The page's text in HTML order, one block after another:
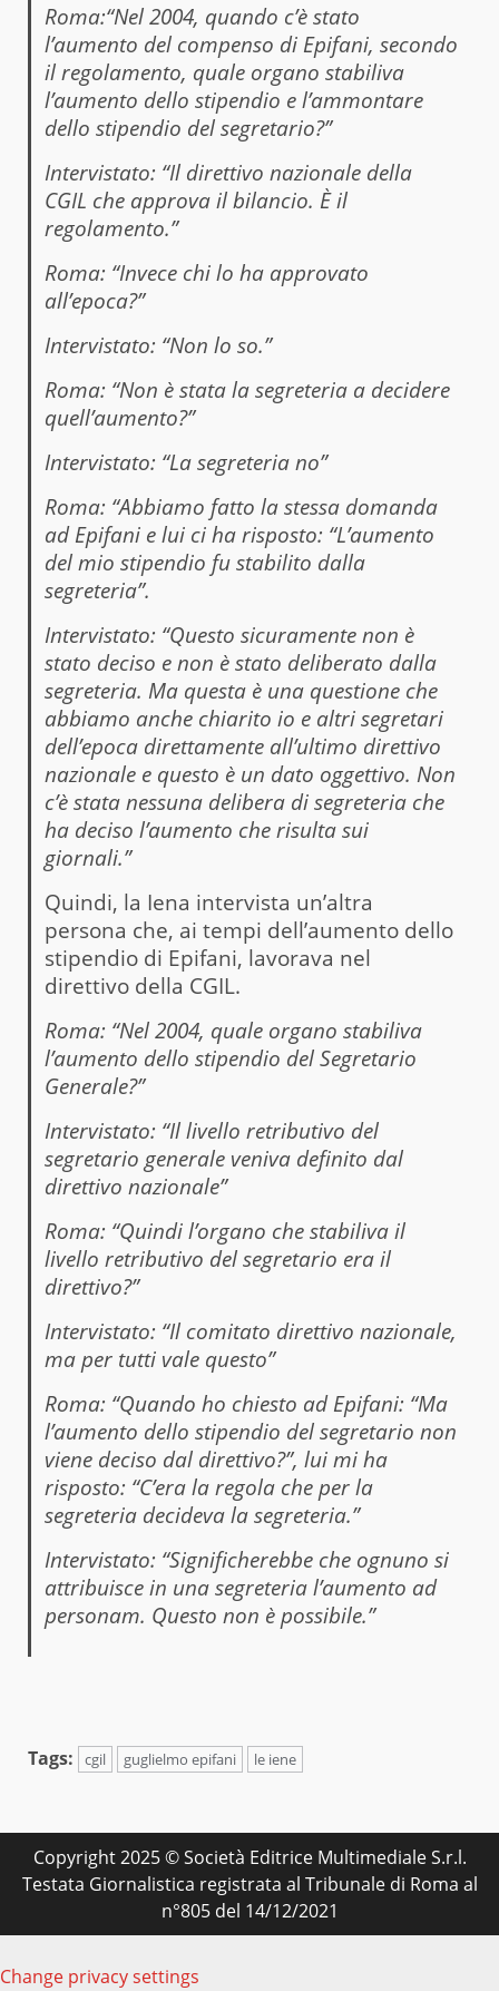
Roma:“Nel 2004, quando c’è stato
l’aumento del compenso di Epifani, secondo
il regolamento, quale organo stabiliva
l’aumento dello stipendio e l’ammontare
dello stipendio del segretario?”
Intervistato: “Il direttivo nazionale della
CGIL che approva il bilancio. È il
regolamento.”
Roma: “Invece chi lo ha approvato
all’epoca?”
Intervistato: “Non lo so.”
Roma: “Non è stata la segreteria a decidere
quell’aumento?”
Intervistato: “La segreteria no”
Roma: “Abbiamo fatto la stessa domanda
ad Epifani e lui ci ha risposto: “L’aumento
del mio stipendio fu stabilito dalla
segreteria”.
Intervistato: “Questo sicuramente non è
stato deciso e non è stato deliberato dalla
segreteria. Ma questa è una questione che
abbiamo anche chiarito io e altri segretari
dell’epoca direttamente all’ultimo direttivo
nazionale e questo è un dato oggettivo. Non
c’è stata nessuna delibera di segreteria che
ha deciso l’aumento che risulta sui
giornali.”
Quindi, la Iena intervista un’altra
persona che, ai tempi dell’aumento dello
stipendio di Epifani, lavorava nel
direttivo della CGIL.
Roma: “Nel 2004, quale organo stabiliva
l’aumento dello stipendio del Segretario
Generale?”
Intervistato: “Il livello retributivo del
segretario generale veniva definito dal
direttivo nazionale”
Roma: “Quindi l’organo che stabiliva il
livello retributivo del segretario era il
direttivo?”
Intervistato: “Il comitato direttivo nazionale,
ma per tutti vale questo”
Roma: “Quando ho chiesto ad Epifani: “Ma
l’aumento dello stipendio del segretario non
viene deciso dal direttivo?”, lui mi ha
risposto: “C’era la regola che per la
segreteria decideva la segreteria.”
Intervistato: “Significherebbe che ognuno si
attribuisce in una segreteria l’aumento ad
personam. Questo non è possibile.”
Tags: cgil guglielmo epifani le iene
Copyright 2025 © Società Editrice Multimediale S.r.l.
Testata Giornalistica registrata al Tribunale di Roma al
n°805 del 14/12/2021
Change privacy settings